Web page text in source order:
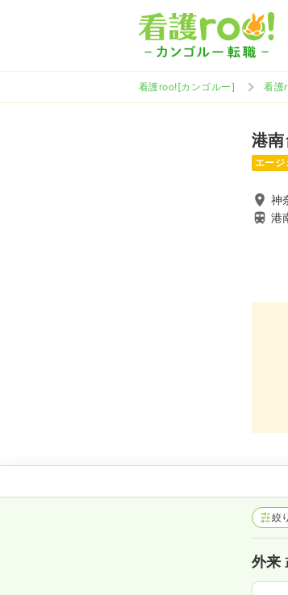
看護roo![カンゴルー] 看護
港
エージ
神
港
絞
外来